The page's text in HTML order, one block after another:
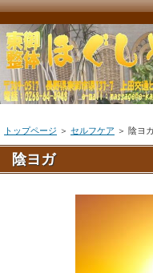
トップページ ＞ セルフケア ＞ 陰ヨ
陰ヨガ